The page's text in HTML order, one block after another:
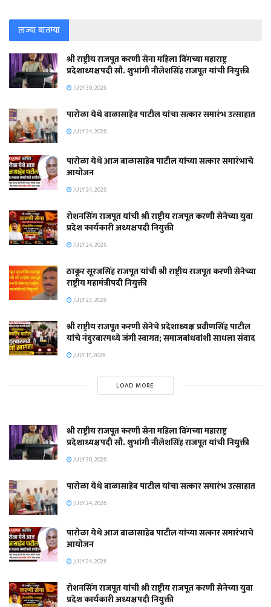
ताज्या बातम्या
श्री राष्ट्रीय राजपूत करणी सेना महिला विंगच्या महाराष्ट्र
प्रदेशाध्यक्षपदी सौ. शुभांगी नीलेशसिंह राजपूत यांची नियुक्ती
JULY 30, 2026
पारोळा येथे बाळासाहेब पाटील यांचा सत्कार समारंभ उत्साहात
JULY 24, 2026
पारोळा येथे आज बाळासाहेब पाटील यांच्या सत्कार समारंभाचे
आयोजन
JULY 24, 2026
रोशनसिंग राजपूत यांची श्री राष्ट्रीय राजपूत करणी सेनेच्या युवा
प्रदेश कार्यकारी अध्यक्षपदी नियुक्ती
JULY 24, 2026
ठाकूर सूरजसिंह राजपूत यांची श्री राष्ट्रीय राजपूत करणी सेनेच्या
राष्ट्रीय महामंत्रीपदी नियुक्ती
JULY 23, 2026
श्री राष्ट्रीय राजपूत करणी सेनेचे प्रदेशाध्यक्ष प्रवीणसिंह पाटील
यांचे नंदुरबारमध्ये जंगी स्वागत; समाजबांधवांशी साधला संवाद
JULY 17, 2026
LOAD MORE
श्री राष्ट्रीय राजपूत करणी सेना महिला विंगच्या महाराष्ट्र
प्रदेशाध्यक्षपदी सौ. शुभांगी नीलेशसिंह राजपूत यांची नियुक्ती
JULY 30, 2026
पारोळा येथे बाळासाहेब पाटील यांचा सत्कार समारंभ उत्साहात
JULY 24, 2026
पारोळा येथे आज बाळासाहेब पाटील यांच्या सत्कार समारंभाचे
आयोजन
JULY 24, 2026
रोशनसिंग राजपूत यांची श्री राष्ट्रीय राजपूत करणी सेनेच्या युवा
प्रदेश कार्यकारी अध्यक्षपदी नियुक्ती